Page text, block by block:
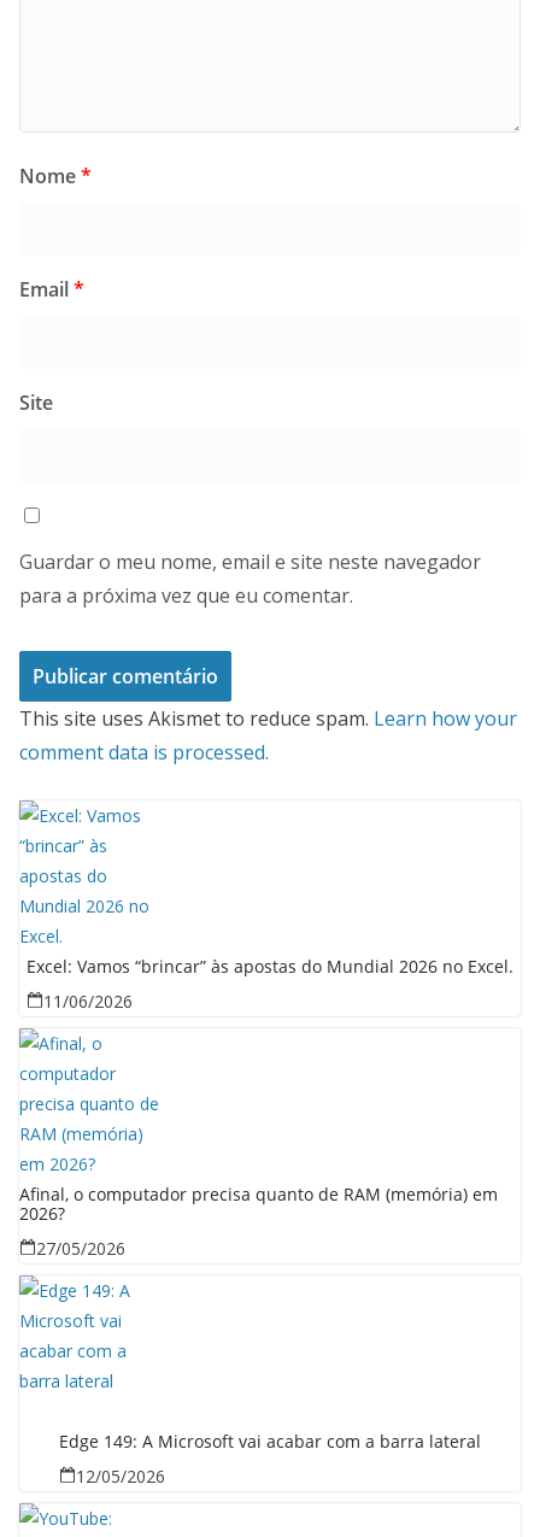
Nome*
Email*
Site
Guardar o meu nome, email e site neste navegador
para a próxima vez que eu comentar.
This site uses Akismet to reduce spam. Learn how your
comment data is processed.
Excel: Vamos “brincar” às apostas do Mundial 2026 no Excel.
11/06/2026
Afinal, o computador precisa quanto de RAM (memória) em
2026?
27/05/2026
Edge 149: A Microsoft vai acabar com a barra lateral
12/05/2026